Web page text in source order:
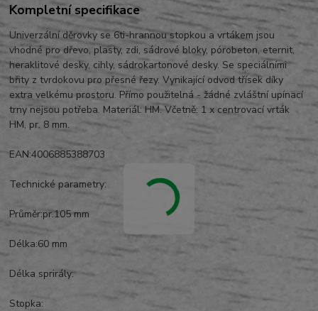
Kompletní specifikace
Univerzální děrovky se 6ti-hrannou stopkou a vrtákem jsou
vhodné pro dřevo, plasty, zdi, sádrové bloky, pórobeton, eternit,
heraklitové desky, cihly, sádrokartonové desky. Se speciálními
břity z tvrdokovu pro přesné řezy. Vynikající odvod třísek díky
extra velkému prostoru. Přímo použitelná - žádné zvláštní upínací
trny nejsou potřeba. Materiál: HM. Včetně: 1 x centrovací vrták
HM, pr. 8 mm.
EAN:4006885388703
Technické parametry:
Průměr:pr.105 mm
Délka:60 mm
Délka sprirály:
Stopka: